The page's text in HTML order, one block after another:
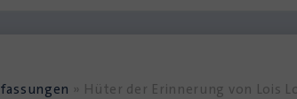
» Hüter der Erinnerung von Lois